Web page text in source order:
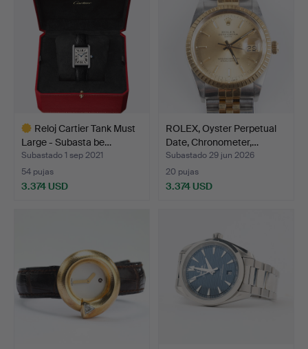
Reloj Cartier Tank Must
Large - Subasta be…
Subastado 1 sep 2021
54 pujas
3.374 USD
ROLEX, Oyster Perpetual
Date, Chronometer,…
Subastado 29 jun 2026
20 pujas
3.374 USD